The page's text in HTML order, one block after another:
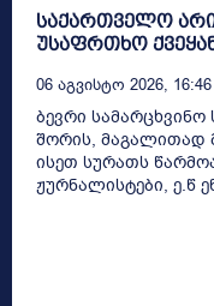
საქართველო
უსაფრთხო
06 Აგვისტო 2026, 16:46
ბევრი
შორის, მაგალითად
ისეთ სურათს
ჟურნალისტები, ე.წ